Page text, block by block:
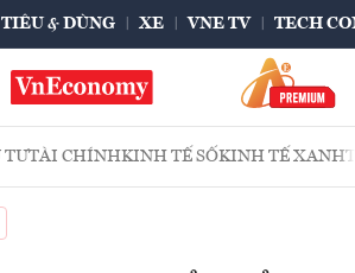
TIÊU & DÙNG XE VNE TV TECH
TƯTÀI CHÍNHKINH TẾ SỐKINH TẾ XANH